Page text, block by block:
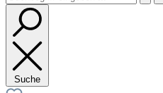
Suche